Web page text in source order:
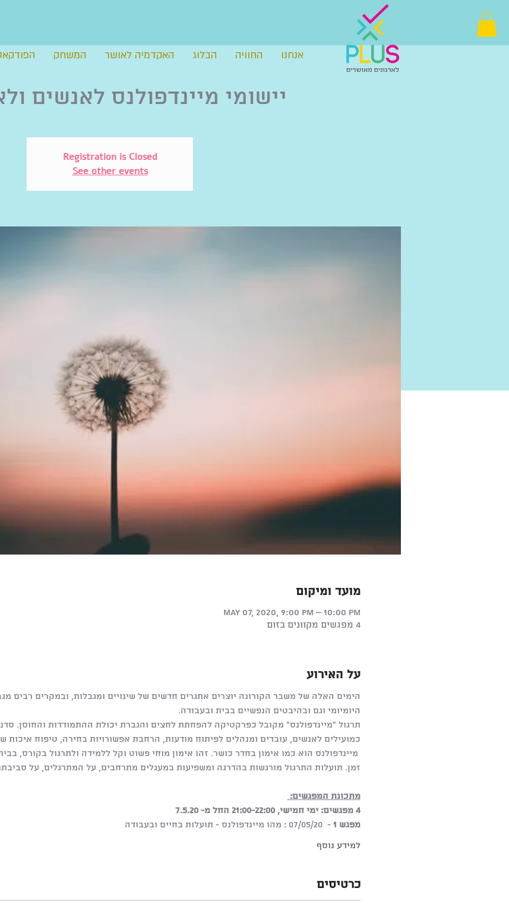
אנחנו החוויה הבלוג האקדמיה לאושר המשחק
יישומי מיינדפולנס לאנשים
Registration is Closed
See other events
מועד ומיקום
May 07, 2020, 9:00 PM – 10:00 PM
4 מפגשים מקוונים בזום
על האירוע
הימים האלה של משבר הקורונה יוצרים אתגרים חדשים של שינויים ומגבלות, ובמקרים רבים
היומיומי וגם ובהיבטים הנפשיים בבית ובעבודה.
תרגול "מיינדפולנס" מקובל כפרקטיקה להפחתת לחצים והגברת יכולת ההתמודדות והחוסן.
כמועילים לאנשים, עובדים ומנהלים לפיתוח מודעות, הרחבת אפשורויות בחירה, טיפוח איכות
מיינדפולנס הוא כמו אימון בחדר כושר. זהו אימון מוחי פשוט וקל ללמידה ולתרגול בקורס,
זמן. תועלות התרגול מורגשות בהדרגה ומשפיעות במעגלים מתרחבים, על המתרגלים, על
מתכונת המפגשים:
4 מפגשים: ימי חמישי, 21:00-22:00 החל מ- 7.5.20
מפגש 1
-  07/05/20 : מהו מיינדפולנס - תועלות בחיים ובעבודה
למידע נוסף
כרטיסים